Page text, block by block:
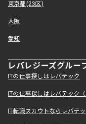
東京都(23区)
大阪
愛知
レバレジーズグルー
ITの仕事探しはレバテック
ITの仕事探しはレバテック
IT転職スカウトならレバテ